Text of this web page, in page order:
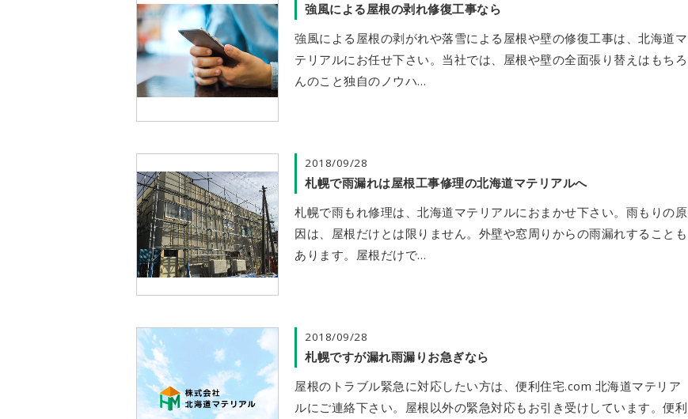
強風による屋根の剥れ修復工事なら
強風による屋根の剥がれや落雪による屋根や壁の修復工事は、北海道マ
テリアルにお任せ下さい。当社では、屋根や壁の全面張り替えはもちろ
んのこと独自のノウハ…
2018/09/28
札幌で雨漏れは屋根工事修理の北海道マテリアルへ
札幌で雨もれ修理は、北海道マテリアルにおまかせ下さい。雨もりの原
因は、屋根だけとは限りません。外壁や窓周りからの雨漏れすることも
あります。屋根だけで…
2018/09/28
札幌ですが漏れ雨漏りお急ぎなら
屋根のトラブル緊急に対応したい方は、便利住宅.com 北海道マテリア
ルにご連絡下さい。屋根以外の緊急対応もお引き受けしています。便利